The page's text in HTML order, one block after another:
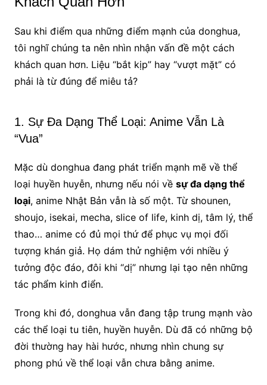
Sau khi điểm qua những điểm mạnh của donghua,
tôi nghĩ chúng ta nên nhìn nhận vấn đề một cách
khách quan hơn. Liệu “bắt kịp” hay “vượt mặt” có
phải là từ đúng để miêu tả?
1. Sự Đa Dạng Thể Loại: Anime Vẫn Là
“Vua”
Mặc dù donghua đang phát triển mạnh mẽ về thể
loại huyền huyễn, nhưng nếu nói về sự đa dạng thể
loại, anime Nhật Bản vẫn là số một. Từ shounen,
shoujo, isekai, mecha, slice of life, kinh dị, tâm lý, thể
thao… anime có đủ mọi thứ để phục vụ mọi đối
tượng khán giả. Họ dám thử nghiệm với nhiều ý
tưởng độc đáo, đôi khi “dị” nhưng lại tạo nên những
tác phẩm kinh điển.
Trong khi đó, donghua vẫn đang tập trung mạnh vào
các thể loại tu tiên, huyền huyễn. Dù đã có những bộ
đời thường hay hài hước, nhưng nhìn chung sự
phong phú về thể loại vẫn chưa bằng anime.